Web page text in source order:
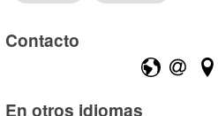
Contacto
En otros idiomas